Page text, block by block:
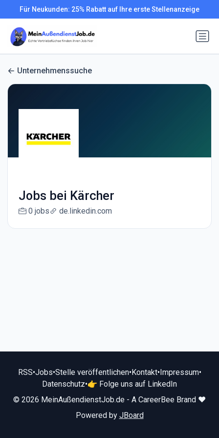
Für Neukunden: 25% Rabatt auf Ihre erste Stellenanzeige
Unternehmenssuche
Jobs bei Kärcher
0 jobs de.linkedin.com
RSS•Jobs•Stelle veröffentlichen•Kontakt•Impressum•
Datenschutz•👉 Folge uns auf LinkedIn
© 2026 MeinAußendienstJob.de - A CareerBee Brand ❤️
Powered by JBoard